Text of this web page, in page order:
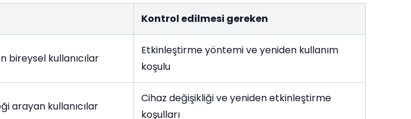
Kontrol edilmesi gereken
bireysel kullanıcılar
Etkinleştirme yöntemi ve yeniden kullanım
koşulu
arayan kullanıcılar
Cihaz değişikliği ve yeniden etkinleştirme
koşulları